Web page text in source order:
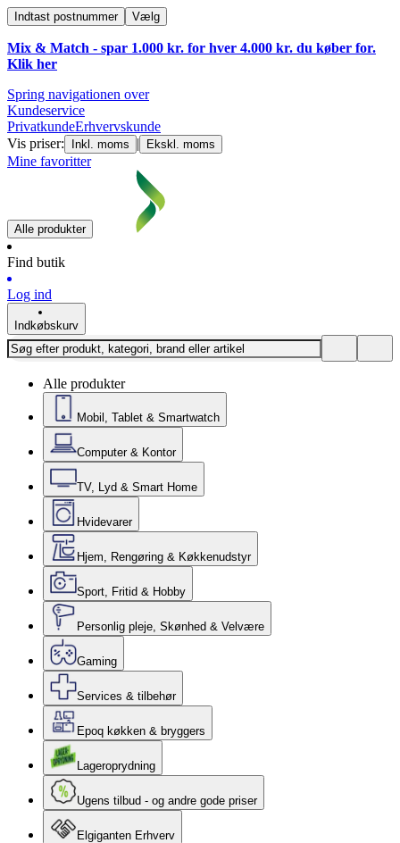
Indtast postnummer Vælg
Mix & Match - spar 1.000 kr. for hver 4.000 kr. du køber for.
Klik her
Spring navigationen over
Kundeservice
PrivatkundeErhvervskunde
Vis priser:
Inkl. moms | Ekskl. moms
Mine favoritter
Alle produkter
Find butik
Log ind
Indkøbskurv
Alle produkter
Mobil, Tablet & Smartwatch
Computer & Kontor
TV, Lyd & Smart Home
Hvidevarer
Hjem, Rengøring & Køkkenudstyr
Sport, Fritid & Hobby
Personlig pleje, Skønhed & Velvære
Gaming
Services & tilbehør
Epoq køkken & bryggers
Lageroprydning
Ugens tilbud - og andre gode priser
Elgiganten Erhverv